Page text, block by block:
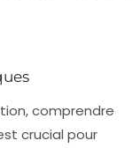
comprendre
crucial pour